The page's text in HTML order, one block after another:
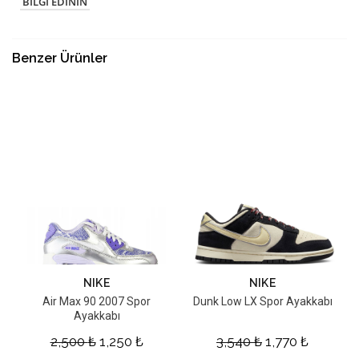
Benzer Ürünler
NIKE
Air Max 90 2007 Spor
Ayakkabı
2,500₺ 1,250 ₺
NIKE
Dunk Low LX Spor Ayakkabı
3,540₺ 1,770 ₺